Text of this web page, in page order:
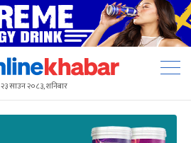
२३ साउन २०८३, शनिबार